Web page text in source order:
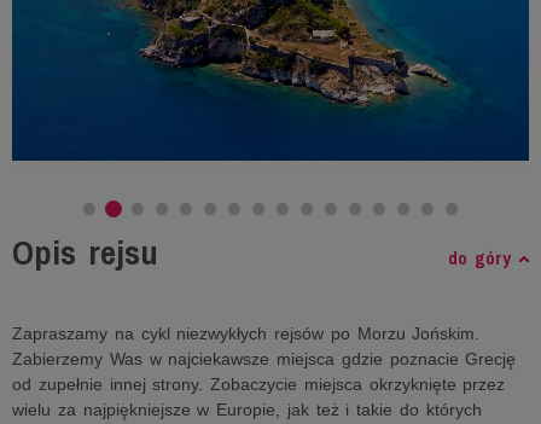
Opis rejsu do góry
Zapraszamy na cykl niezwykłych rejsów po Morzu Jońskim.
Zabierzemy Was w najciekawsze miejsca gdzie poznacie Grecję
od zupełnie innej strony. Zobaczycie miejsca okrzyknięte przez
wielu za najpiękniejsze w Europie, jak też i takie do których